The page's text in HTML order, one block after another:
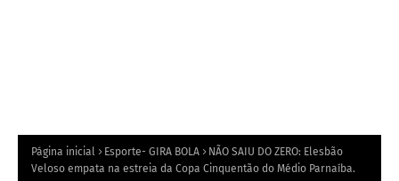
Página inicial Esporte- GIRA BOLA
NÃO SAIU DO ZERO: Elesbão
Veloso empata na estreia da Copa Cinquentão do Médio Parnaíba.